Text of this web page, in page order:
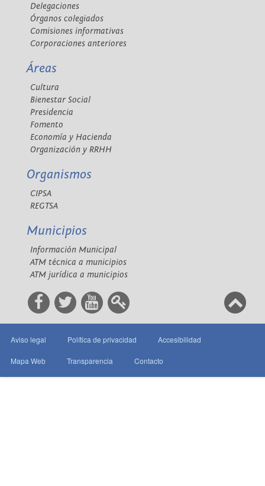
Delegaciones
Órganos colegiados
Comisiones informativas
Corporaciones anteriores
Áreas
Cultura
Bienestar Social
Presidencia
Fomento
Economía y Hacienda
Organización y RRHH
Organismos
CIPSA
REGTSA
Municipios
Información Municipal
ATM técnica a municipios
ATM jurídica a municipios
Aviso legal Política de privacidad Accesibilidad
Mapa Web Transparencia Contacto